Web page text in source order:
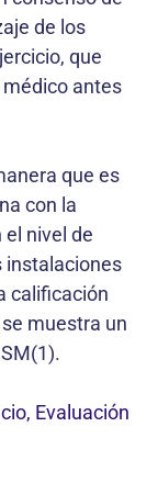
de los
que
antes
que es
con la
nivel de
instalaciones
calificación
muestra un
Evaluación